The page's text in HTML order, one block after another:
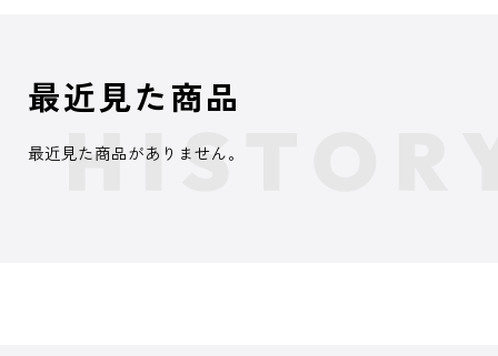
最近見た商品
最近見た商品がありません。